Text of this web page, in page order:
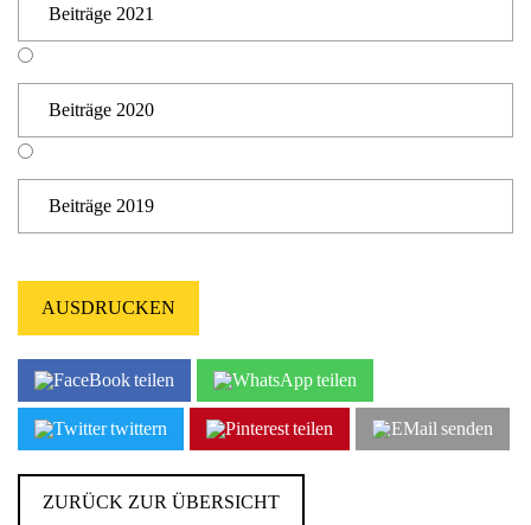
Beiträge 2021
Beiträge 2020
Beiträge 2019
AUSDRUCKEN
teilen teilen
twittern teilen senden
ZURÜCK ZUR ÜBERSICHT